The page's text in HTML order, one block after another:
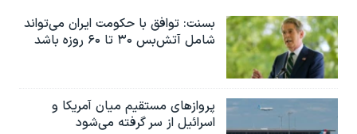
بسنت: توافق با حکومت ایران می‌تواند
شامل آتش‌بس ۳۰ تا ۶۰ روزه باشد
پروازهای مستقیم میان آمریکا و
اسرائیل از سر گرفته می‌شود